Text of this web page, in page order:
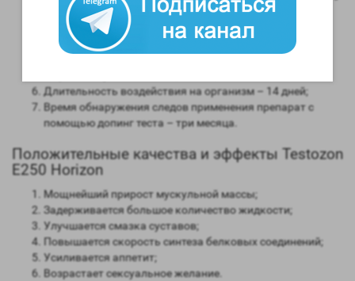
мужским гормоном;
Способность конвертироваться в женские гормоны
(ароматизация) – высокая;
Длительность воздействия на организм – 14 дней;
Время обнаружения следов применения препарат с
помощью допинг теста – три месяца.
Положительные качества и эффекты Testozon
E250 Horizon
Мощнейший прирост мускульной массы;
Задерживается большое количество жидкости;
Улучшается смазка суставов;
Повышается скорость синтеза белковых соединений;
Усиливается аппетит;
Возрастает сексуальное желание.